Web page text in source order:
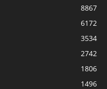
8867
6172
3534
2742
1806
1496